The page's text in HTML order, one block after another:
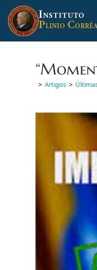
para
conteúdo
INSTITUTO
PLINIO C
> Artigos >